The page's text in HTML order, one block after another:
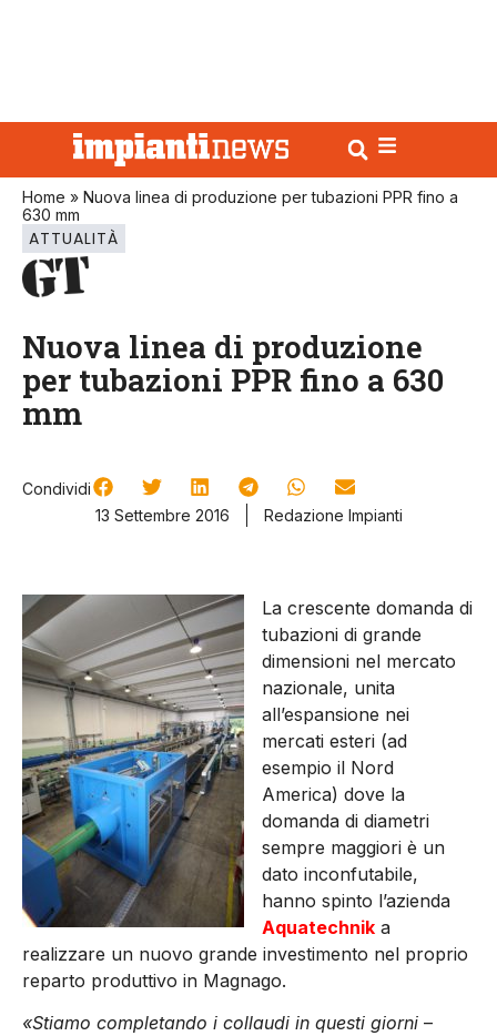
Home » Nuova linea di produzione per tubazioni PPR fino a
630 mm
ATTUALITÀ
Nuova linea di produzione
per tubazioni PPR fino a 630
mm
Condividi
13 Settembre 2016
Redazione Impianti
La crescente domanda di
tubazioni di grande
dimensioni nel mercato
nazionale, unita
all’espansione nei
mercati esteri (ad
esempio il Nord
America) dove la
domanda di diametri
sempre maggiori è un
dato inconfutabile,
hanno spinto l’azienda
Aquatechnik a
realizzare un nuovo grande investimento nel proprio
reparto produttivo in Magnago.
«Stiamo completando i collaudi in questi giorni –